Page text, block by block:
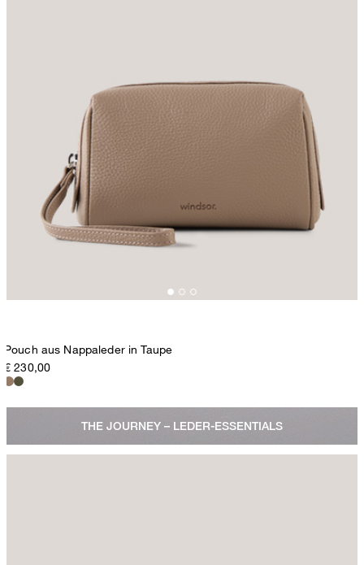
Pouch aus Nappaleder in Taupe
€ 230,00
THE JOURNEY – LEDER-ESSENTIALS